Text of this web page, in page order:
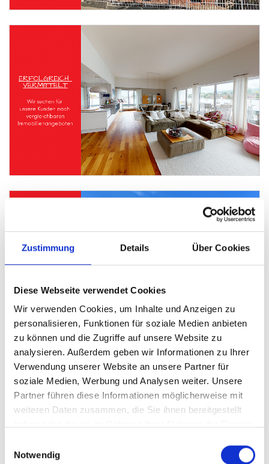
Zustimmung Details Über Cookies
Diese Webseite verwendet Cookies
Wir verwenden Cookies, um Inhalte und Anzeigen zu
personalisieren, Funktionen für soziale Medien anbieten
zu können und die Zugriffe auf unsere Website zu
analysieren. Außerdem geben wir Informationen zu Ihrer
Verwendung unserer Website an unsere Partner für
soziale Medien, Werbung und Analysen weiter. Unsere
Partner führen diese Informationen möglicherweise mit
weiteren Daten zusammen, die Sie ihnen bereitgestellt
Notwendig